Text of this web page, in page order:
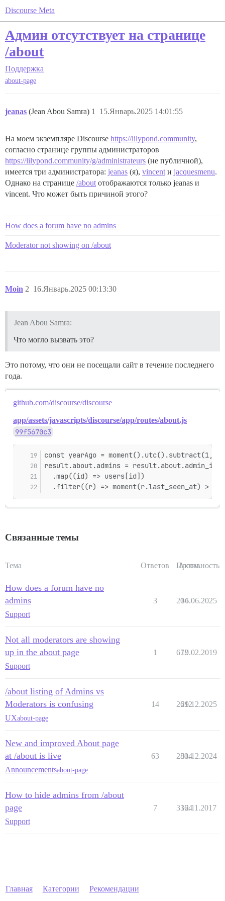
Discourse Meta
Админ отсутствует на странице
/about
Поддержка
about-page
jeanas (Jean Abou Samra) 15.Январь.2025 14:01:55
1
На моем экземпляре Discourse https://lilypond.community,
согласно странице группы администраторов
https://lilypond.community/g/administrateurs (не публичной),
имеется три администратора: jeanas (я), vincent и jacquesmenu.
Однако на странице /about отображаются только jeanas и
vincent. Что может быть причиной этого?
How does a forum have no admins
Moderator not showing on /about
Moin 16.Январь.2025 00:13:30
2
Jean Abou Samra:
Что могло вызвать это?
Это потому, что они не посещали сайт в течение последнего
года.
github.com/discourse/discourse
app/assets/javascripts/discourse/app/routes/about.js
99f5670c3
const yearAgo = moment().utc().subtract(1,
result.about.admins = result.about.admin_ids
  .map((id) => users[id])
.filter((r) => moment(r.last_seen_at) >
Связанные темы
Тема Ответов Просм.
Активность
How does a forum have no
admins
Support
3 204
16.06.2025
Not all moderators are showing
up in the about page
Support
1 672
19.02.2019
/about listing of Admins vs
Moderators is confusing
UXabout-page
14 2612
29.12.2025
New and improved About page
at /about is live
Announcementsabout-page
63 2804
31.12.2024
How to hide admins from /about
page
Support
7 3364
12.11.2017
Главная Категории Рекомендации